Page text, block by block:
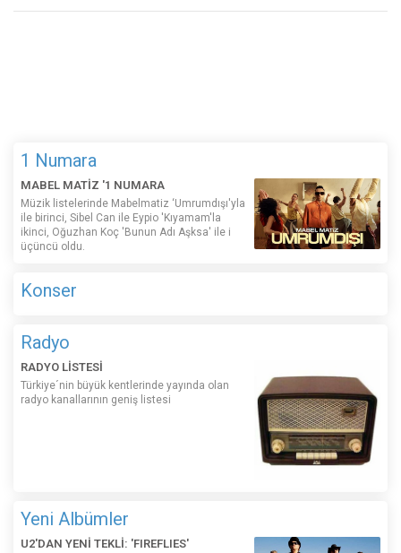
1 Numara
MABEL MATİZ '1 NUMARA
Müzik listelerinde Mabelmatiz ‘Umrumdışı'yla
ile birinci, Sibel Can ile Eypio 'Kıyamam'la
ikinci, Oğuzhan Koç 'Bunun Adı Aşksa' ile i
üçüncü oldu.
Konser
Radyo
RADYO LİSTESİ
Türkiye´nin büyük kentlerinde yayında olan
radyo kanallarının geniş listesi
Yeni Albümler
U2'DAN YENİ TEKLİ: 'FIREFLIES'